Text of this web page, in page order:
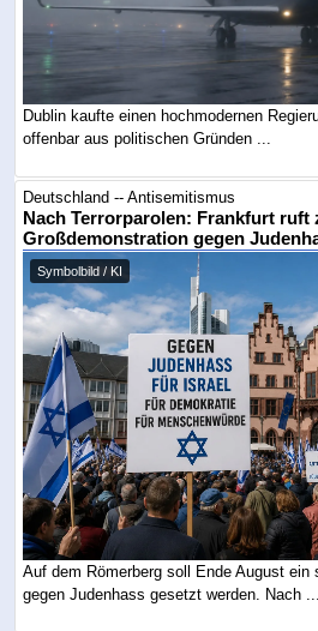
Dublin kaufte einen hochmodernen
offenbar aus politischen Gründen ...
Deutschland -- Antisemitismus
Nach Terrorparolen: Frankfurt ruft
Großdemonstration gegen
Symbolbild / KI
Auf dem Römerberg soll Ende August ein
gegen Judenhass gesetzt werden. Nach ...